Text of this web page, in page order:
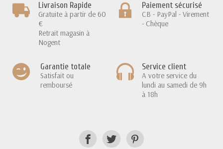
Livraison Rapide
Gratuite à partir de 60
€
Retrait magasin à
Nogent
Paiement sécurisé
CB - PayPal - Virement
- Chèque
Garantie totale
Satisfait ou
remboursé
Service client
A votre service du
lundi au samedi de 9h
à 18h